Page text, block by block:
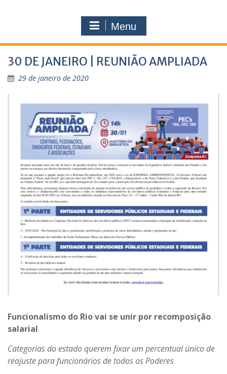
Menu
30 DE JANEIRO | REUNIÃO AMPLIADA
29 de janeiro de 2020
Funcionalismo do Rio vai se unir por recomposição
salarial
Categorias do estado querem fixar um percentual único de
reajuste para funcionários de todos os Poderes